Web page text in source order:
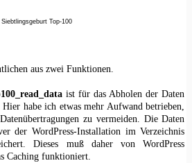
Siebtlingsgeburt Top-100
aus zwei Funktionen.
ist für das Abholen der Daten
habe ich etwas mehr Aufwand betrieben,
zu vermeiden. Die Daten
der WordPress-Installation im Verzeichnis
Dieses muß daher von WordPress
Caching funktioniert.